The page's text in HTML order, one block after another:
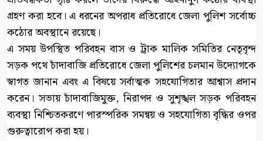
গ্রহণ করা হবে। এ ধরনের অপরাধ প্রতিরোধে জেলা পুলিশ সর্বোচ্চ
কঠোর অবস্থানে রয়েছে।
এ সময় উপস্থিত পরিবহন বাস ও ট্রাক মালিক সমিতির নেতৃবৃন্দ
সড়ক পথে চাঁদাবাজি প্রতিরোধে জেলা পুলিশের চলমান উদ্যোগকে
স্বাগত জানান এবং এ বিষয়ে সর্বাত্মক সহযোগিতার আশ্বাস প্রদান
করেন। সভায় চাঁদাবাজিমুক্ত, নিরাপদ ও সুশৃঙ্খল সড়ক পরিবহন
ব্যবস্থা নিশ্চিতকরণে পারস্পরিক সমন্বয় ও সহযোগিতা বৃদ্ধির ওপর
গুরুত্বারোপ করা হয়।